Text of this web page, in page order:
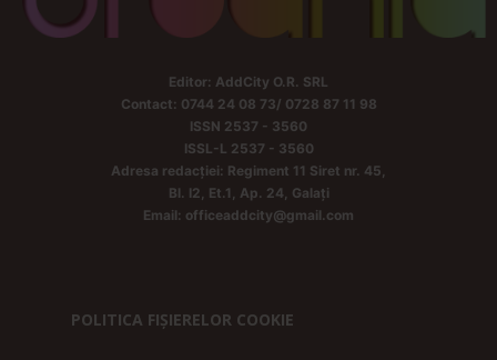
Editor: AddCity O.R. SRL
Contact: 0744 24 08 73/ 0728 87 11 98
ISSN 2537 - 3560
ISSL-L 2537 - 3560
Adresa redacției: Regiment 11 Siret nr. 45,
Bl. I2, Et.1, Ap. 24, Galați
Email: officeaddcity@gmail.com
POLITICA FIȘIERELOR COOKIE